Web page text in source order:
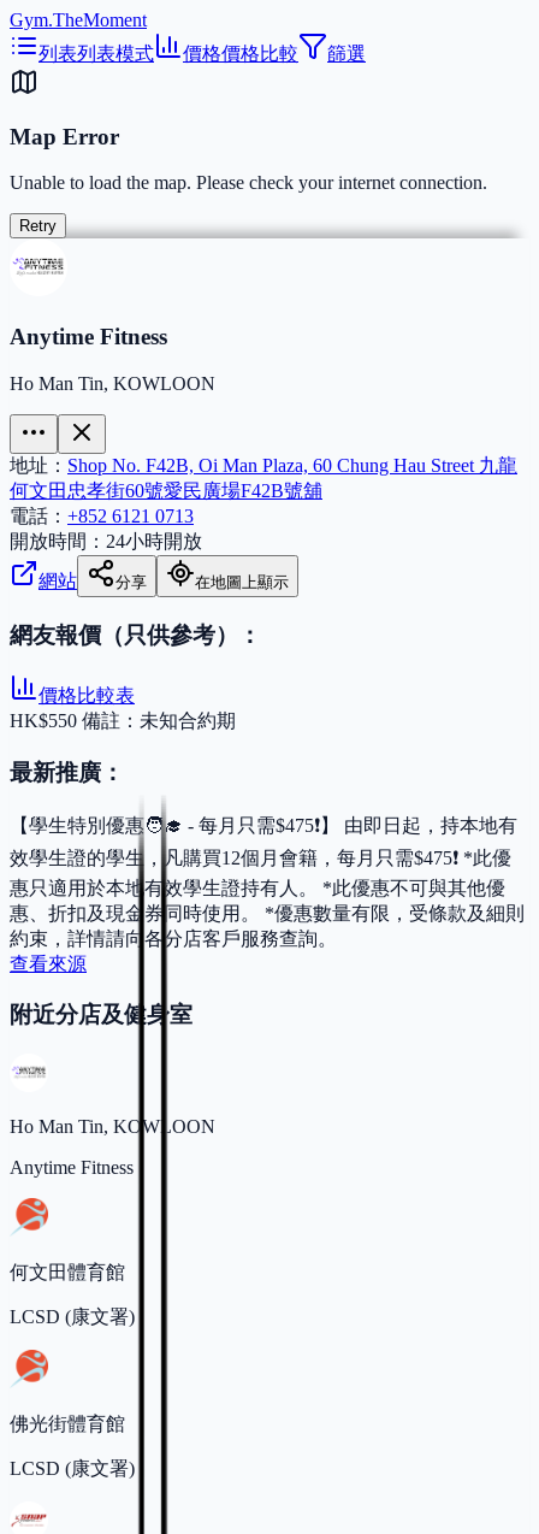
Gym.TheMoment
列表列表模式 價格價格比較 篩選
Map Error
Unable to load the map. Please check your internet connection.
Retry
Anytime Fitness
Ho Man Tin, KOWLOON
地址： Shop No. F42B, Oi Man Plaza, 60 Chung Hau Street 九龍
何文田忠孝街60號愛民廣場F42B號舖
電話： +852 6121 0713
開放時間： 24小時開放
網站
分享 在地圖上顯示
網友報價（只供參考）：
價格比較表
HK$550 備註：未知合約期
最新推廣：
【學生特別優惠🧑‍🎓 - 每月只需$475❗】 由即日起，持本地有
效學生證的學生，凡購買12個月會籍，每月只需$475❗️ *此優
惠只適用於本地有效學生證持有人。 *此優惠不可與其他優
惠、折扣及現金券同時使用。 *優惠數量有限，受條款及細則
約束，詳情請向各分店客戶服務查詢。
查看來源
附近分店及健身室
Ho Man Tin, KOWLOON
Anytime Fitness
何文田體育館
LCSD (康文署)
佛光街體育館
LCSD (康文署)